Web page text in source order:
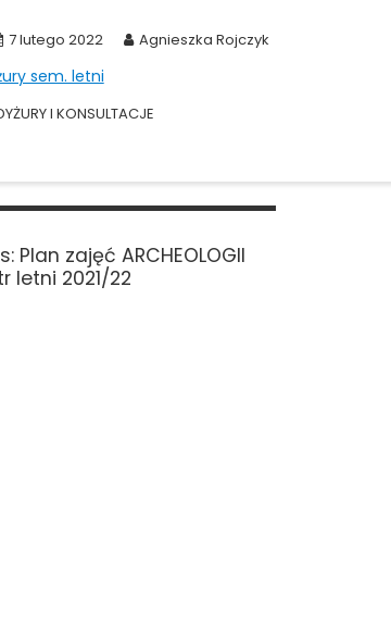
7 lutego 2022 Agnieszka Rojczyk
sem. letni
I KONSULTACJE
Previous
post:
Plan zajęć ARCHEOLOGII
letni 2021/22